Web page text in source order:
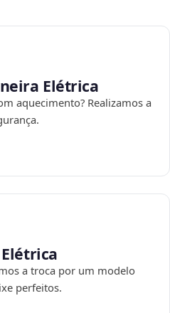
Elétrica
aquecimento? Realizamos a
a troca por um modelo
perfeitos.